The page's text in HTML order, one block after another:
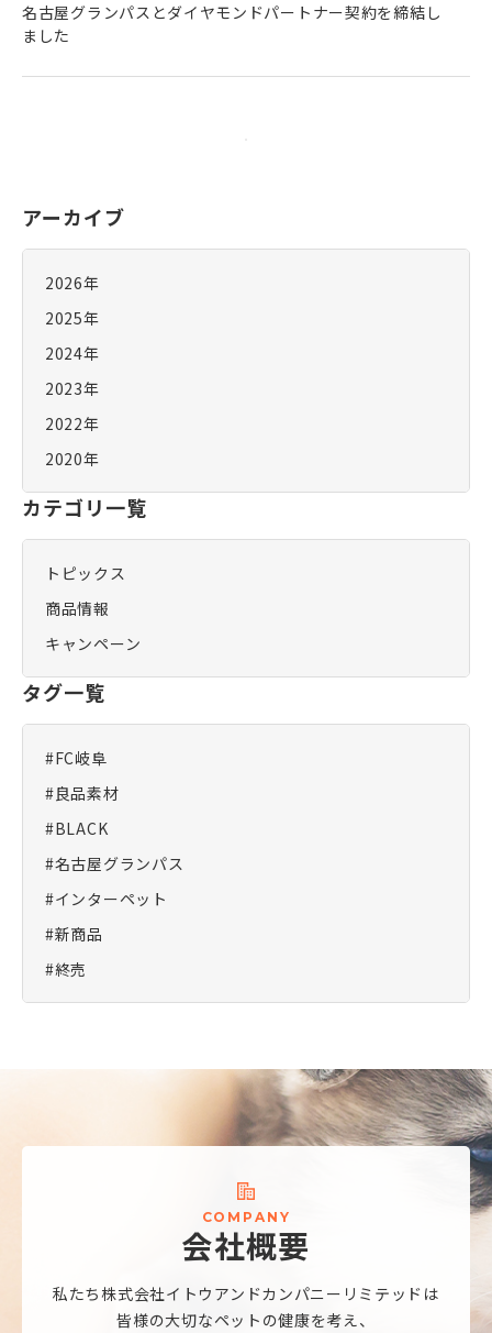
名古屋グランパスとダイヤモンドパートナー契約を締結し
ました
アーカイブ
2026年
2025年
2024年
2023年
2022年
2020年
カテゴリ一覧
トピックス
商品情報
キャンペーン
タグ一覧
#FC岐阜
#良品素材
#BLACK
#名古屋グランパス
#インターペット
#新商品
#終売
CO M P AN Y
会社概要
私たち株式会社イトウアンドカンパニーリミテッドは
皆様の大切なペットの健康を考え、